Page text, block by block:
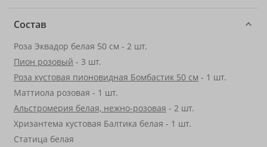
Состав
Роза Эквадор белая 50 см - 2 шт.
Пион розовый - 3 шт.
Роза кустовая пионовидная Бомбастик 50 см - 1 шт.
Маттиола розовая - 1 шт.
Альстромерия белая, нежно-розовая - 2 шт.
Хризантема кустовая Балтика белая - 1 шт.
Статица белая